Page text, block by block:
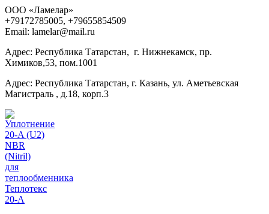
ООО «Ламелар»
+79172785005, +79655854509
Email: lamelar@mail.ru
Адрес: Республика Татарстан, г. Нижнекамск, пр.
Химиков,53, пом.1001
Адрес: Республика Татарстан, г. Казань, ул. Аметьевская
Магистраль , д.18, корп.3